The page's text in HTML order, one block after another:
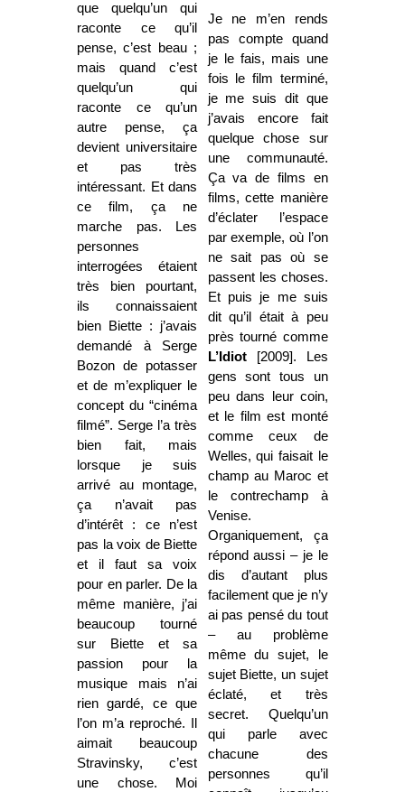
que quelqu’un qui
raconte ce qu’il
pense, c’est beau ;
mais quand c’est
quelqu’un qui
raconte ce qu’un
autre pense, ça
devient universitaire
et pas très
intéressant. Et dans
ce film, ça ne
marche pas. Les
personnes
interrogées étaient
très bien pourtant,
ils connaissaient
bien Biette : j’avais
demandé à Serge
Bozon de potasser
et de m’expliquer le
concept du “cinéma
filmé”. Serge l’a très
bien fait, mais
lorsque je suis
arrivé au montage,
ça n’avait pas
d’intérêt : ce n’est
pas la voix de Biette
et il faut sa voix
pour en parler. De la
même manière, j’ai
beaucoup tourné
sur Biette et sa
passion pour la
musique mais n’ai
rien gardé, ce que
l’on m’a reproché. Il
aimait beaucoup
Stravinsky, c’est
une chose. Moi
Je ne m’en rends
pas compte quand
je le fais, mais une
fois le film terminé,
je me suis dit que
j’avais encore fait
quelque chose sur
une communauté.
Ça va de films en
films, cette manière
d’éclater l’espace
par exemple, où l’on
ne sait pas où se
passent les choses.
Et puis je me suis
dit qu’il était à peu
près tourné comme
L’Idiot
[2009]. Les
gens sont tous un
peu dans leur coin,
et le film est monté
comme ceux de
Welles, qui faisait le
champ au Maroc et
le contrechamp à
Venise.
Organiquement, ça
répond aussi – je le
dis d’autant plus
facilement que je n’y
ai pas pensé du tout
– au problème
même du sujet, le
sujet Biette, un sujet
éclaté, et très
secret. Quelqu’un
qui parle avec
chacune des
personnes qu’il